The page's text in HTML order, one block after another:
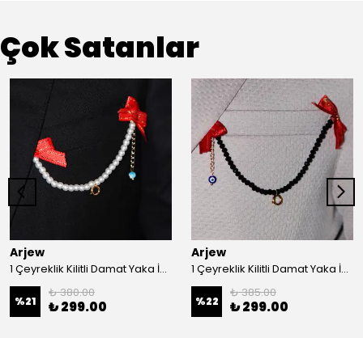
Çok Satanlar
Arjew
1 Çeyreklik Kilitli Damat Yaka İğnesi
%21
₺ 380.00
₺ 299.00
Arjew
1 Çeyreklik Kilitli Damat Yaka İğnesi
%22
₺ 385.00
₺ 299.00